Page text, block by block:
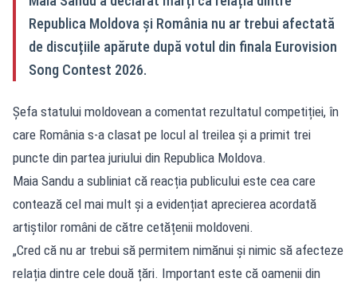
Republica Moldova și România nu ar trebui afectată
de discuțiile apărute după votul din finala Eurovision
Song Contest 2026.
Șefa statului moldovean a comentat rezultatul competiției, în
care România s-a clasat pe locul al treilea și a primit trei
puncte din partea juriului din Republica Moldova.
Maia Sandu a subliniat că reacția publicului este cea care
contează cel mai mult și a evidențiat aprecierea acordată
artiștilor români de către cetățenii moldoveni.
„Cred că nu ar trebui să permitem nimănui și nimic să afecteze
relația dintre cele două țări. Important este că oamenii din